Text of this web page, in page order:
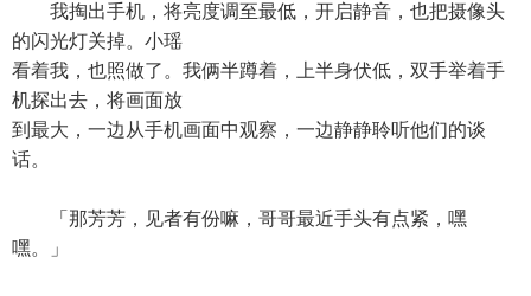
我掏出手机，将亮度调至最低，开启静音，也把摄像头
的闪光灯关掉。小瑶
看着我，也照做了。我俩半蹲着，上半身伏低，双手举着手
机探出去，将画面放
到最大，一边从手机画面中观察，一边静静聆听他们的谈
话。
「那芳芳，见者有份嘛，哥哥最近手头有点紧，嘿
嘿。」